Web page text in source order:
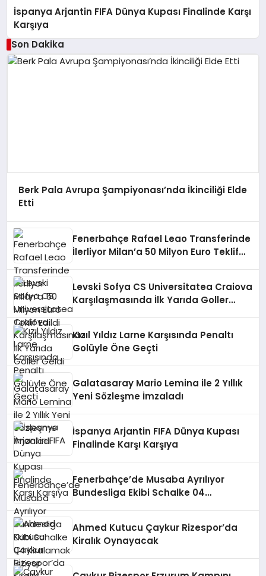
İspanya Arjantin FIFA Dünya Kupası Finalinde Karşı
Karşıya
Son Dakika
Berk Pala Avrupa Şampiyonası’nda İkinciliği Elde
Etti
Fenerbahçe Rafael Leao Transferinde
İlerliyor Milan’a 50 Milyon Euro Teklif
Levski Sofya CS Universitatea Craiova
Karşılaşmasında İlk Yarıda Goller
Kızıl Yıldız Larne Karşısında Penaltı
Golüyle Öne Geçti
Galatasaray Mario Lemina ile 2 Yıllık
Yeni Sözleşme İmzaladı
İspanya Arjantin FIFA Dünya Kupası
Finalinde Karşı Karşıya
Fenerbahçe’de Musaba Ayrılıyor
Bundesliga Ekibi Schalke 04
Ahmed Kutucu Çaykur Rizespor’da
Kiralık Oynayacak